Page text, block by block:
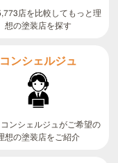
店を比較してもっと理
想の塗装店を探す
コンシェルジュ
ンシェルジュがご希望の
想の塗装店をご紹介